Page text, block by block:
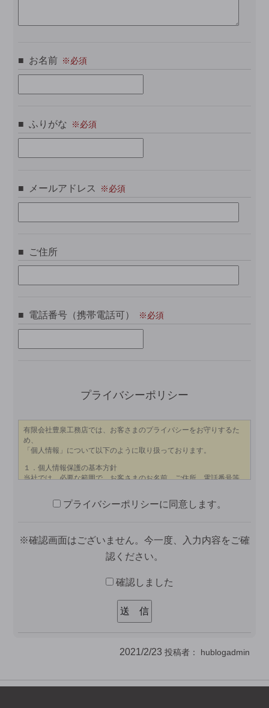
お名前
ふりがな
メールアドレス
ご住所
電話番号（携帯電話可）
プライバシーポリシー
プライバシーポリシーに同意します。
※確認画面はございません。今一度、入力内容をご確
認ください。
確認しました
2021/2/23 投稿者： hublogadmin